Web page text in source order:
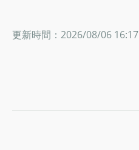
更新時間：2026/08/06 16:17